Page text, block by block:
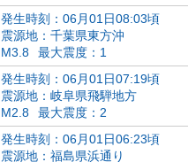
発生時刻：06月01日08:03頃
震源地：千葉県東方沖
M3.8
最大震度：1
発生時刻：06月01日07:19頃
震源地：岐阜県飛騨地方
M2.8
最大震度：2
発生時刻：06月01日06:23頃
震源地：福島県浜通り